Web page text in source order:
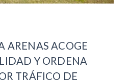
ARENAS ACOGE
Y ORDENA
TRÁFICO DE